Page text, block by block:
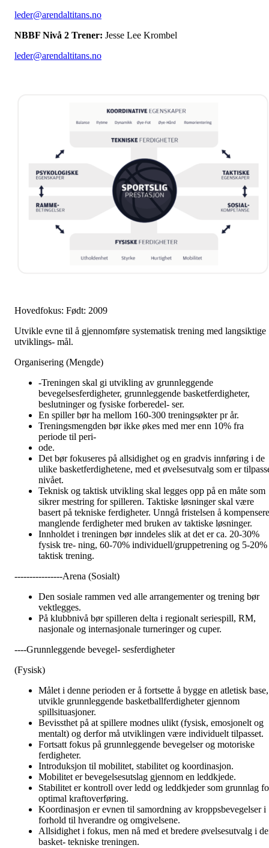
leder@arendaltitans.no
NBBF Nivå 2 Trener: Jesse Lee Krombel
leder@arendaltitans.no
Hovedfokus: Født: 2009
Utvikle evne til å gjennomføre systematisk trening med langsiktige
utviklings- mål.
Organisering (Mengde)
-Treningen skal gi utvikling av grunnleggende
bevegelsesferdigheter, grunnleggende basketferdigheter,
beslutninger og fysiske forberedel- ser.
En spiller bør ha mellom 160-300 treningsøkter pr år.
Treningsmengden bør ikke økes med mer enn 10% fra
periode til peri-
ode.
Det bør fokuseres på allsidighet og en gradvis innføring i de
ulike basketferdighetene, med et øvelsesutvalg som er
nivået.
Teknisk og taktisk utvikling skal legges opp på en måte som
sikrer mestring for spilleren. Taktiske løsninger skal være
basert på tekniske ferdigheter. Unngå fristelsen å kompensere
manglende ferdigheter med bruken av taktiske løsninger.
Innholdet i treningen bør inndeles slik at det er ca. 20-30%
fysisk tre- ning, 60-70% individuell/gruppetrening og 5-20%
taktisk trening.
----------------Arena (Sosialt)
Den sosiale rammen ved alle arrangementer og trening bør
vektlegges.
På klubbnivå bør spilleren delta i regionalt seriespill, RM,
nasjonale og internasjonale turneringer og cuper.
----Grunnleggende bevegel- sesferdigheter
(Fysisk)
Målet i denne perioden er å fortsette å bygge en atletisk base,
utvikle grunnleggende basketballferdigheter gjennom
spillsituasjoner.
Bevissthet på at spillere modnes ulikt (fysisk, emosjonelt og
mentalt) og derfor må utviklingen være individuelt tilpasset.
Fortsatt fokus på grunnleggende bevegelser og motoriske
ferdigheter.
Introduksjon til mobilitet, stabilitet og koordinasjon.
Mobilitet er bevegelsesutslag gjennom en leddkjede.
Stabilitet er kontroll over ledd og leddkjeder som grunnlag
optimal kraftoverføring.
Koordinasjon er evnen til samordning av kroppsbevegelser i
forhold til hverandre og omgivelsene.
Allsidighet i fokus, men nå med et bredere øvelsesutvalg i
basket- tekniske treningen.